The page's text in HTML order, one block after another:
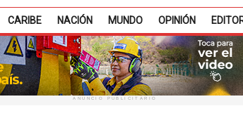
CARIBE NACIÓN MUNDO OPINIÓN
ANUNCIO PUBLICITARIO